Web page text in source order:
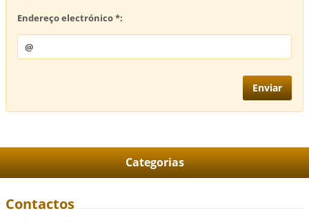
Endereço electrónico *:
Categorias
Contactos